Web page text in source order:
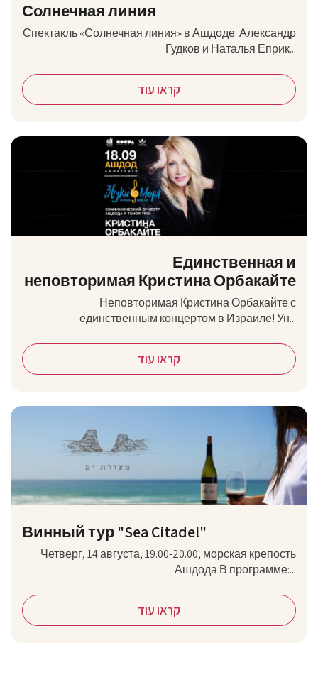
Солнечная линия
Спектакль «Солнечная линия» в Ашдоде: Александр
Гудков и Наталья Еприк...
קראו עוד
Единственная и
неповторимая Кристина Орбакайте
Неповторимая Кристина Орбакайте с
единственным концертом в Израиле! Ун...
קראו עוד
Винный тур "Sea Citadel"
Четверг, 14 августа, 19.00-20.00, морская крепость
Ашдода В программе:...
קראו עוד